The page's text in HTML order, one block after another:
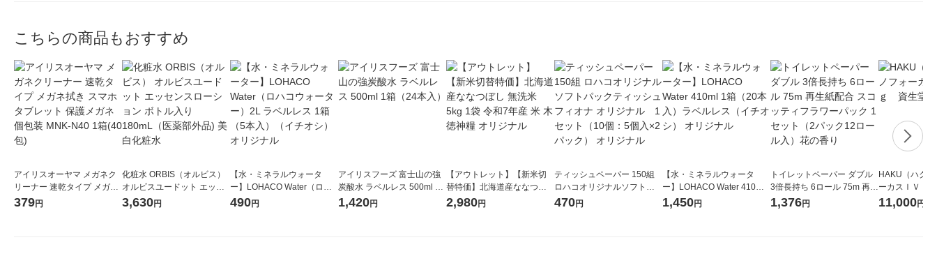
こちらの商品もおすすめ
アイリスオーヤマ メガネク
リーナー 速乾タイプ メガネ
拭き スマホ タブレット 保護
379円
化粧水 ORBIS（オルビス）
オルビスユードット エッセ
ンスローション ボトル入り
180mL（医薬部外品) 美白化
3,630円
【水・ミネラルウォータ
ー】LOHACO Water（ロハ
コウォーター）2L ラベルレ
490円
アイリスフーズ 富士山の強
炭酸水 ラベルレス 500ml 1
箱（24本入）
1,420円
【アウトレット】【新米切
替特価】北海道産ななつぼ
し 無洗米 5kg 1袋 令和7年産
米 木徳神糧 オリジナル
2,980円
ティッシュペーパー 150組
ロハコオリジナルソフトパ
ックティッシュ フィオナ オ
470円
【水・ミネラルウォータ
ー】LOHACO Water 410ml
1箱（20本入）ラベルレス
（イチオシ） オリジナル
1,450円
トイレットペーパー ダブル
3倍長持ち 6ロール 75m 再生
紙配合 スコッティフラワー
パック 1セット（2パック12
1,376円
HAKU（ハク
ーカスＩＶ
堂 おまけ付き
11,000円